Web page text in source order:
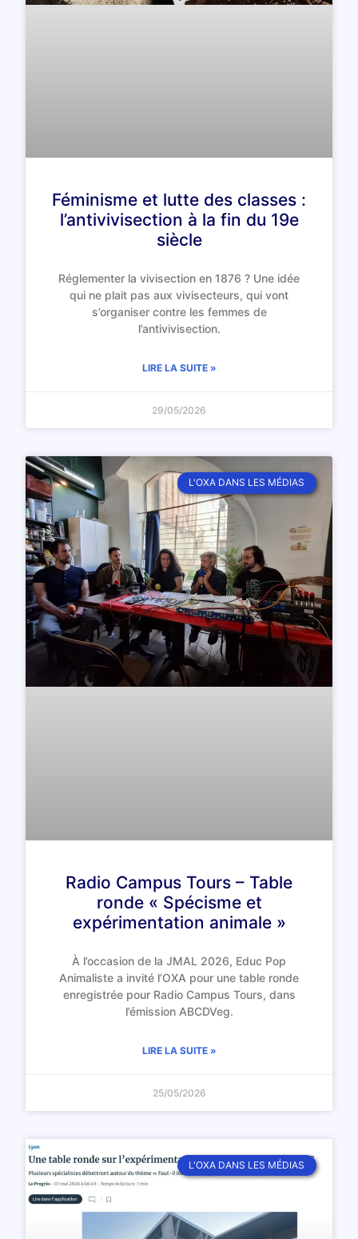
Féminisme et lutte des classes :
l’antivivisection à la fin du 19e
siècle
Réglementer la vivisection en 1876 ? Une idée
qui ne plait pas aux vivisecteurs, qui vont
s’organiser contre les femmes de
l’antivivisection.
LIRE LA SUITE »
29/05/2026
L'OXA DANS LES MÉDIAS
Radio Campus Tours – Table
ronde « Spécisme et
expérimentation animale »
À l’occasion de la JMAL 2026, Educ Pop
Animaliste a invité l’OXA pour une table ronde
enregistrée pour Radio Campus Tours, dans
l’émission ABCDVeg.
LIRE LA SUITE »
25/05/2026
L'OXA DANS LES MÉDIAS